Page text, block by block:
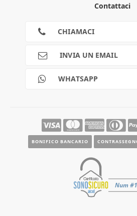
Guida all'acquisto
Scalapay
Contattaci
CHIAMACI
INVIA UN EMAIL
WHATSAPP
BONIFICO BANCARIO